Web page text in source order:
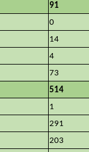
91
0
14
4
73
514
1
291
203